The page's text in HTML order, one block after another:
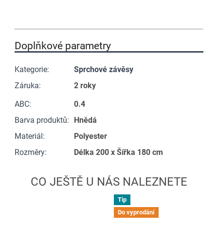
Doplňkové parametry
Kategorie:
Sprchové závěsy
Záruka:
2 roky
ABC:
0.4
Barva produktů:
Hnědá
Materiál :
Polyester
Rozměry: Délka 200 x Šířka 180 cm
Tip
Do vyprodání